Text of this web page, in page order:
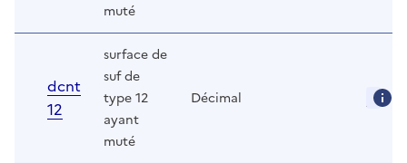
muté
dcnt
12
surface de
suf de
type 12
ayant
muté
Décimal